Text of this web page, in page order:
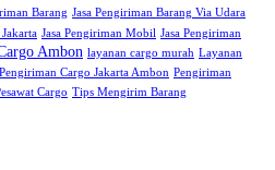
Barang Jasa Pengiriman Barang Via Udara
Jasa Pengiriman Mobil Jasa Pengiriman
Ambon layanan cargo murah Layanan
Pengiriman Cargo Jakarta Ambon Pengiriman
Cargo Tips Mengirim Barang